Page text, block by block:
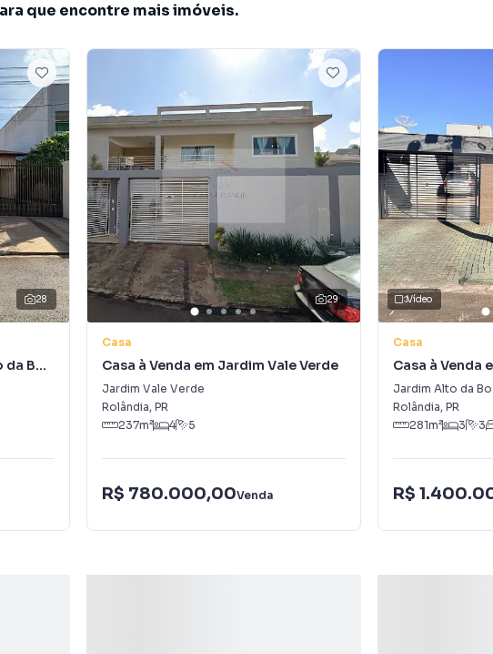
que encontre mais imóveis.
28
Boa
29
Casa
Casa à Venda em Jardim Vale Verde
Jardim Vale Verde
Rolândia, PR
237m² 4 5
R$ 780.000,00Venda
Vídeo
Casa
Casa à Venda
Vista
Jardim Alto da
Rolândia, PR
281m² 3 3
R$